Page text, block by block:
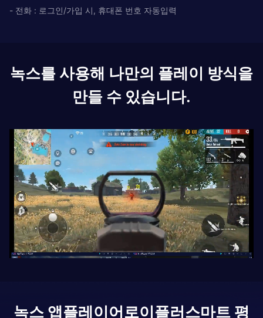
- 전화 : 로그인/가입 시, 휴대폰 번호 자동입력
녹스를 사용해 나만의 플레이 방식을
만들 수 있습니다.
녹스 앱플레이어로이플러스마트 평